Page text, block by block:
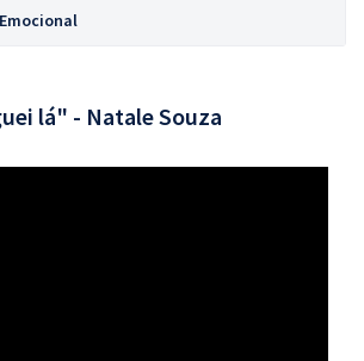
lá" - Natale Souza